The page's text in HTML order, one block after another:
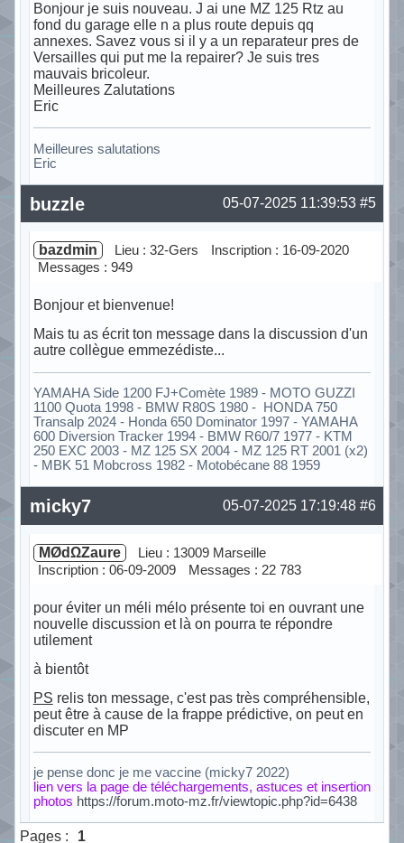
Bonjour je suis nouveau. J ai une MZ 125 Rtz au
fond du garage elle n a plus route depuis qq
annexes. Savez vous si il y a un reparateur pres de
Versailles qui put me la repairer? Je suis tres
mauvais bricoleur.
Meilleures Zalutations
Eric
Meilleures salutations
Eric
Hors ligne #5
05-07-2025 11:39:53
buzzle
bazdmin Lieu : 32-Gers
Inscription : 16-09-2020
Messages : 949
Bonjour et bienvenue!
Mais tu as écrit ton message dans la discussion d'un
autre collègue emmezédiste...
YAMAHA Side 1200 FJ+Comète 1989 - MOTO GUZZI
1100 Quota 1998 - BMW R80S 1980 - HONDA 750
Transalp 2024 - Honda 650 Dominator 1997 - YAMAHA
600 Diversion Tracker 1994 - BMW R60/7 1977 - KTM
250 EXC 2003 - MZ 125 SX 2004 - MZ 125 RT 2001 (x2)
- MBK 51 Mobcross 1982 - Motobécane 88 1959
Hors ligne #6
05-07-2025 17:19:48
micky7
MØdΩZaure
Lieu : 13009 Marseille
Inscription : 06-09-2009
Messages : 22 783
pour éviter un méli mélo présente toi en ouvrant une
nouvelle discussion et là on pourra te répondre
utilement
à bientôt
PS relis ton message, c'est pas très compréhensible,
peut être à cause de la frappe prédictive, on peut en
discuter en MP
je pense donc je me vaccine (micky7 2022)
lien vers la page de téléchargements, astuces et insertion
photos https://forum.moto-mz.fr/viewtopic.php?id=6438
Hors ligne
Pages : 1